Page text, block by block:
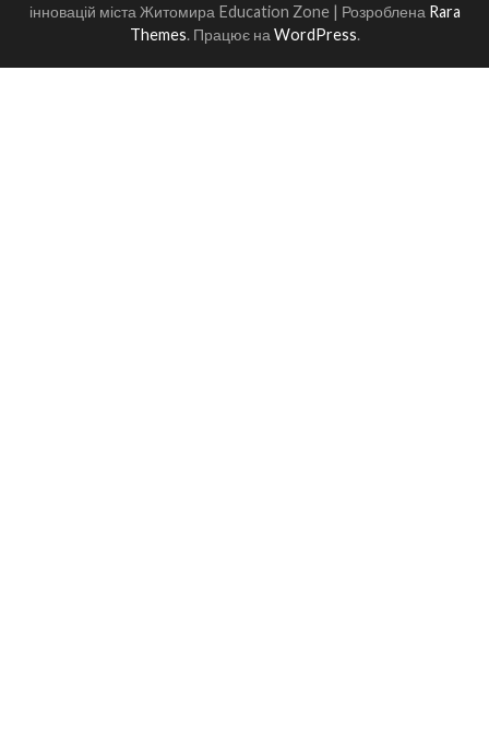
інновацій міста Житомира Education Zone | Розроблена Rara
Themes. Працює на WordPress.